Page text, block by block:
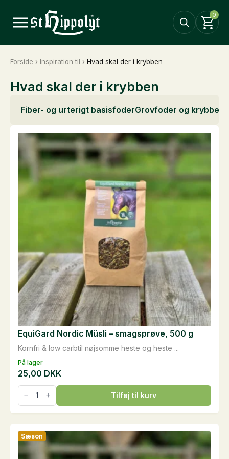
0
Forside › Inspiration til › Hvad skal der i krybben
Hvad skal der i krybben
Fiber- og urterigt basisfoderGrovfoder og
På lager
Kornfri & low carbtil nøjsomme heste og heste ...
EquiGard Nordic Müsli – smagsprøve, 500 g
25,00 DKK
EquiGard
Nordic
Müsli
-
500
g
antal
Tilføj til kurv
Sæson